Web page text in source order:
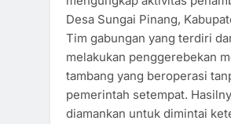
Desa Sungai Pinang,
Tim gabungan yang terdiri
melakukan penggerebekan
tambang yang beroperasi
pemerintah setempat.
diamankan untuk dimintai